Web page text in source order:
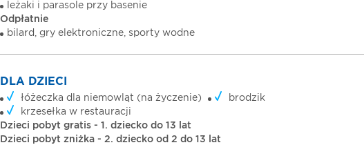
leżaki i parasole przy basenie
Odpłatnie
bilard, gry elektroniczne, sporty wodne
DLA DZIECI
łóżeczka dla niemowląt (na życzenie)
brodzik
krzesełka w restauracji
Dzieci pobyt gratis - 1. dziecko do 13 lat
Dzieci pobyt zniżka - 2. dziecko od 2 do 13 lat